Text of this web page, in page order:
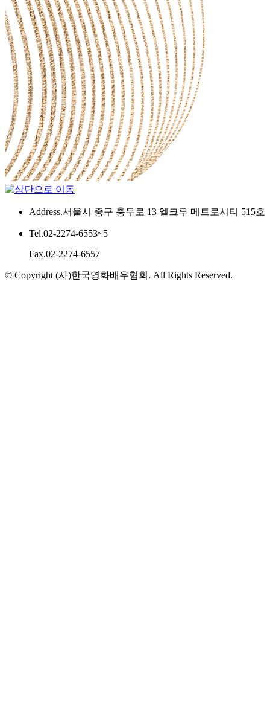
Address.서울시 중구 충무로 13 엘크루 메트로시티 515호
Tel.02-2274-6553~5
Fax.02-2274-6557
© Copyright (사)한국영화배우협회. All Rights Reserved.